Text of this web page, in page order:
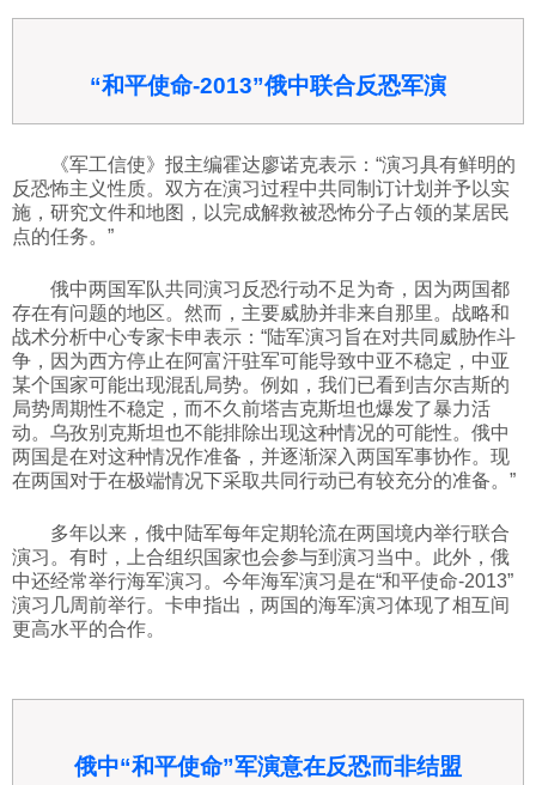
体育
旅游
视听
“和平使命-2013”俄中联合反恐军演
《军工信使》报主编霍达廖诺克表示：“演习具有鲜明的
反恐怖主义性质。双方在演习过程中共同制订计划并予以实
施，研究文件和地图，以完成解救被恐怖分子占领的某居民
点的任务。”
俄中两国军队共同演习反恐行动不足为奇，因为两国都
存在有问题的地区。然而，主要威胁并非来自那里。战略和
战术分析中心专家卡申表示：“陆军演习旨在对共同威胁作斗
争，因为西方停止在阿富汗驻军可能导致中亚不稳定，中亚
某个国家可能出现混乱局势。例如，我们已看到吉尔吉斯的
局势周期性不稳定，而不久前塔吉克斯坦也爆发了暴力活
动。乌孜别克斯坦也不能排除出现这种情况的可能性。俄中
两国是在对这种情况作准备，并逐渐深入两国军事协作。现
在两国对于在极端情况下采取共同行动已有较充分的准备。”
多年以来，俄中陆军每年定期轮流在两国境内举行联合
演习。有时，上合组织国家也会参与到演习当中。此外，俄
中还经常举行海军演习。今年海军演习是在“和平使命-2013”
演习几周前举行。卡申指出，两国的海军演习体现了相互间
更高水平的合作。
俄中“和平使命”军演意在反恐而非结盟